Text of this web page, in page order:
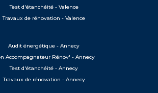
Test d'étanchéité - Valence
Travaux de rénovation - Valence
Audit énergétique - Annecy
Accompagnateur Rénov' - Annecy
Test d'étanchéité - Annecy
Travaux de rénovation - Annecy